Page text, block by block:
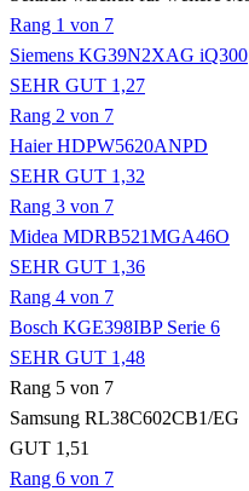
Rang 1 von 7
Siemens KG39N2XAG iQ300
SEHR GUT 1,27
Rang 2 von 7
Haier HDPW5620ANPD
SEHR GUT 1,32
Rang 3 von 7
Midea MDRB521MGA46O
SEHR GUT 1,36
Rang 4 von 7
Bosch KGE398IBP Serie 6
SEHR GUT 1,48
Rang 5 von 7
Samsung RL38C602CB1/EG
GUT 1,51
Rang 6 von 7